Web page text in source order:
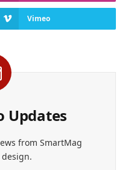
Vimeo
Updates
from SmartMag